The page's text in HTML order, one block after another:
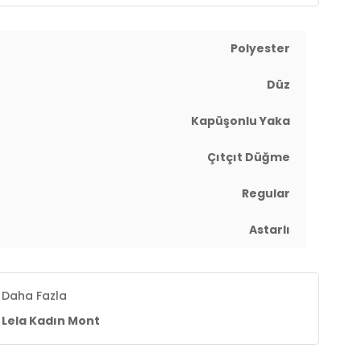
Polyester
Düz
Kapüşonlu Yaka
Çıtçıt Düğme
Regular
Astarlı
Daha Fazla
Lela Kadın Mont